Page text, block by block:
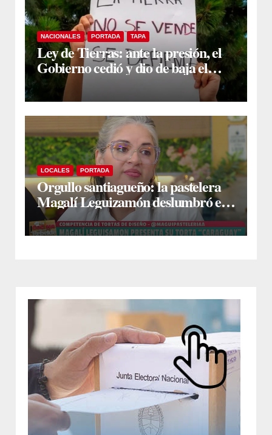
NACIONALES PORTADA TAPA
Ley de Tierras: ante la presión, el
Gobierno cedió y dio de baja el
capítulo de la polémica
LOCALES PORTADA
Orgullo santiagueño: la pastelera
Magalí Leguizamón deslumbró en
Canal 13 con su torta “Caraguay” y
ganó la competencia